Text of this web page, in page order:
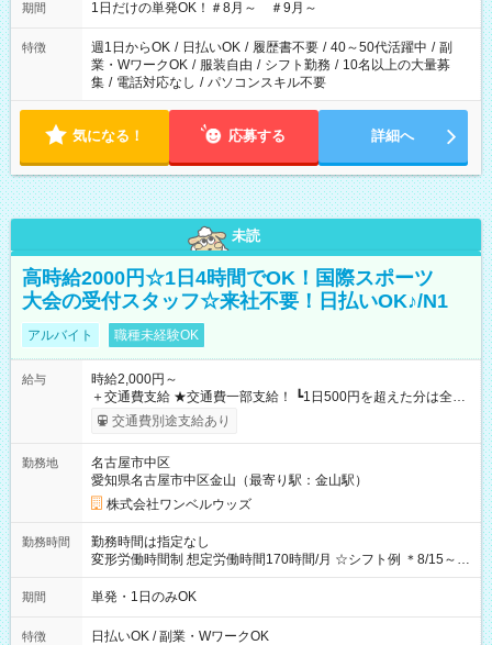
期間 1日だけの単発OK！＃8月～ ＃9月～
特徴 週1日からOK / 日払いOK / 履歴書不要 / 40～50代活躍中 / 副
業・WワークOK / 服装自由 / シフト勤務 / 10名以上の大量募
集 / 電話対応なし / パソコンスキル不要
気になる！ 応募する 詳細へ
未読
高時給2000円☆1日4時間でOK！国際スポーツ
大会の受付スタッフ☆来社不要！日払いOK♪/N1
アルバイト 職種未経験OK
給与
時給2,000円～
＋交通費支給 ★交通費一部支給！ ┗1日500円を超えた分は全額
支給！ ※往復500円以内の方は自己負担となります ★日払い
OK！（規定あり） ┗働いたその日に現金GET♪ お仕事後はコン
期間なし
交通費別途支給あり
勤務地
名古屋市中区
愛知県名古屋市中区金山（最寄り駅：金山駅）
株式会社ワンベルウッズ
勤務時間
勤務時間は指定なし
変形労働時間制 想定労働時間170時間/月 ☆シフト例 ＊8/15～
10/26 全日共通 08：00～12：00 17：00～21：00 ＊8/31
～9/19のみ下記シフトもあります！ 12：00～16：00 ＊9/6～
00
期間 単発・1日のみOK
特徴 日払いOK / 副業・WワークOK